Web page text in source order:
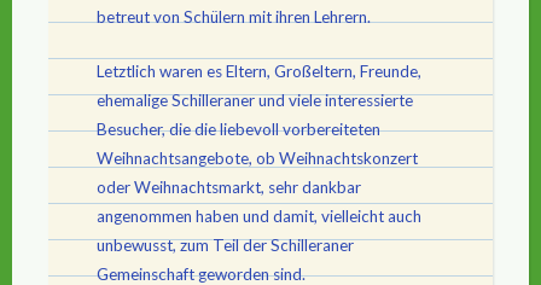
betreut von Schülern mit ihren Lehrern.
Letztlich waren es Eltern, Großeltern, Freunde,
ehemalige Schilleraner und viele interessierte
Besucher, die die liebevoll vorbereiteten
Weihnachtsangebote, ob Weihnachtskonzert
oder Weihnachtsmarkt, sehr dankbar
angenommen haben und damit, vielleicht auch
unbewusst, zum Teil der Schilleraner
Gemeinschaft geworden sind.